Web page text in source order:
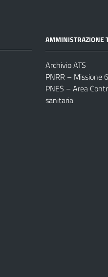
AMMINISTRAZIONE
Archivio ATS
PNRR – Missione
PNES – Area
sanitaria